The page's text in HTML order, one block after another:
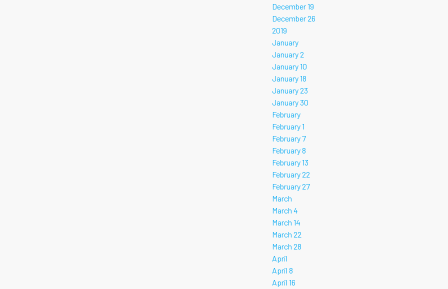
December 19
December 26
2019
January
January 2
January 10
January 18
January 23
January 30
February
February 1
February 7
February 8
February 13
February 22
February 27
March
March 4
March 14
March 22
March 28
April
April 8
April 16